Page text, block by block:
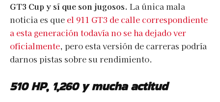
GT3 Cup y sí que son jugosos. La única mala
noticia es que el 911 GT3 de calle correspondiente
a esta generación todavía no se ha dejado ver
oficialmente, pero esta versión de carreras podría
darnos pistas sobre su rendimiento.
510 HP, 1,260 y mucha actitud